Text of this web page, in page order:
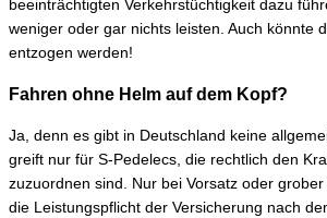
beeinträchtigten Verkehrstüchtigkeit dazu
weniger oder gar nichts leisten. Auch könnte
entzogen werden!
Fahren ohne Helm auf dem Kopf?
Ja, denn es gibt in Deutschland keine
greift nur für S-Pedelecs, die rechtlich den
zuzuordnen sind. Nur bei Vorsatz oder
die Leistungspflicht der Versicherung nach